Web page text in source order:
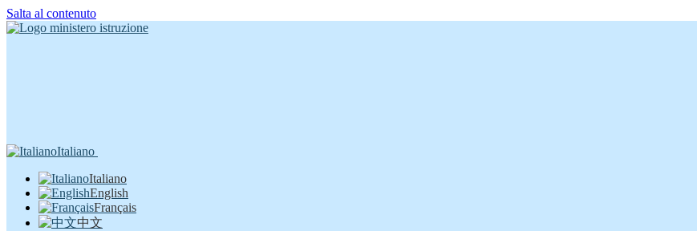
Salta al contenuto
Italiano
Italiano
English
Français
中文